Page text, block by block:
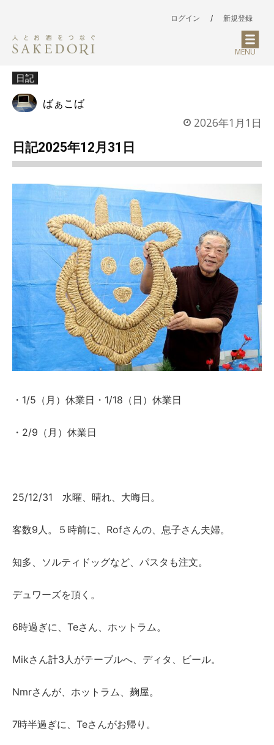
ログイン / 新規登録
MENU
日記
ばぁこば
2026年1月1日
日記2025年12月31日
・1/5（月）休業日・1/18（日）休業日
・2/9（月）休業日
25/12/31 水曜、晴れ、大晦日。
客数9人。５時前に、Rofさんの、息子さん夫婦。
知多、ソルティドッグなど、パスタも注文。
デュワーズを頂く。
6時過ぎに、Teさん、ホットラム。
Mikさん計3人がテーブルへ、ディタ、ビール。
Nmrさんが、ホットラム、麹屋。
7時半過ぎに、Teさんがお帰り。